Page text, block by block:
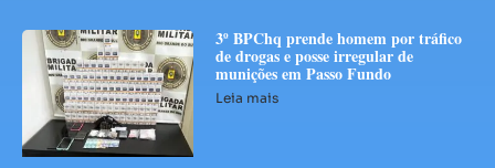
3º BPChq prende homem por tráfico
de drogas e posse irregular de
munições em Passo Fundo
Leia mais